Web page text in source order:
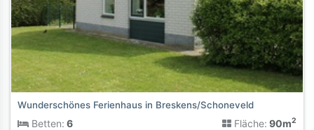
Wunderschönes Ferienhaus in Breskens/Schoneveld
Betten: 6 Fläche: 90m2